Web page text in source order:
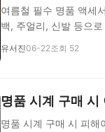
여름철 필수 명품 액세
백, 주얼리, 신발 등으
유서진06-22조회 52
명품 시계 구매 시
명품 시계 구매 시 피해